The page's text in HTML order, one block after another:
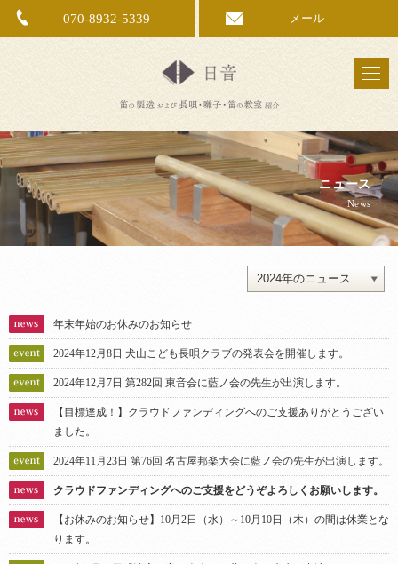
070-8932-5339 メール
ニュース
News
年末年始のお休みのお知らせ
2024年12月8日 犬山こども長唄クラブの発表会を開催します。
2024年12月7日 第282回 東音会に藍ノ会の先生が出演します。
【目標達成！】クラウドファンディングへのご支援ありがとうござい
ました。
2024年11月23日 第76回 名古屋邦楽大会に藍ノ会の先生が出演します。
クラウドファンディングへのご支援をどうぞよろしくお願いします。
【お休みのお知らせ】10月2日（水）～10月10日（木）の間は休業とな
ります。